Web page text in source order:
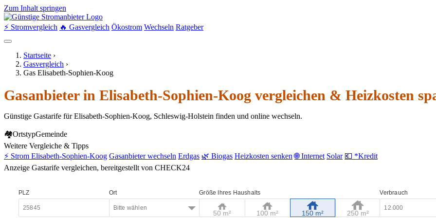
Zum Inhalt springen
⚡ Stromvergleich 🔥 Gasvergleich Ökostrom Wechseln Ratgeber
Startseite ›
Gasvergleich ›
Gas Elisabeth-Sophien-Koog
Gasanbieter in Elisabeth-Sophien-Koog vergleichen & Heizkosten
Günstige Gastarife für Elisabeth-Sophien-Koog, Schleswig-Holstein finden und online wechseln.
🏘OrtstypGemeinde
Weitere Vergleiche & Tipps
⚡ Strom Elisabeth-Sophien-Koog Gasanbieter wechseln Erdgas 🌿 Biogas Heizkosten senken 🌐 Internet Solar 💶 *Kredit
Anzeige Gastarife vergleichen, bereitgestellt von CHECK24